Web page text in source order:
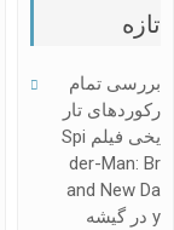
تازه
بررسی تمام
رکوردهای تار
یخی فیلم Spi
Der-Man: Br
And New Da
Y در گیشه